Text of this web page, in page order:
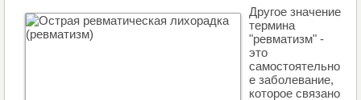
Другое значение
термина
"ревматизм" -
это
самостоятельно
е заболевание,
которое связано